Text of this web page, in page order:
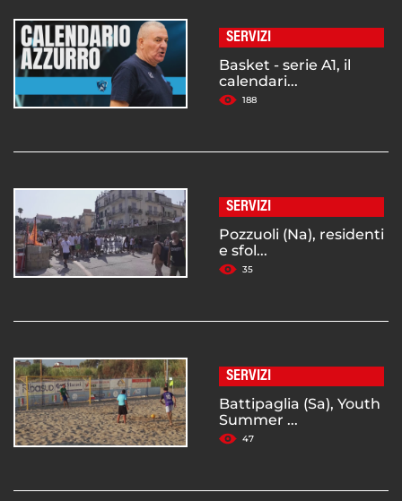
SERVIZI
Basket - serie A1, il
calendari...
188
SERVIZI
Pozzuoli (Na), residenti
e sfol...
35
SERVIZI
Battipaglia (Sa), Youth
Summer ...
47